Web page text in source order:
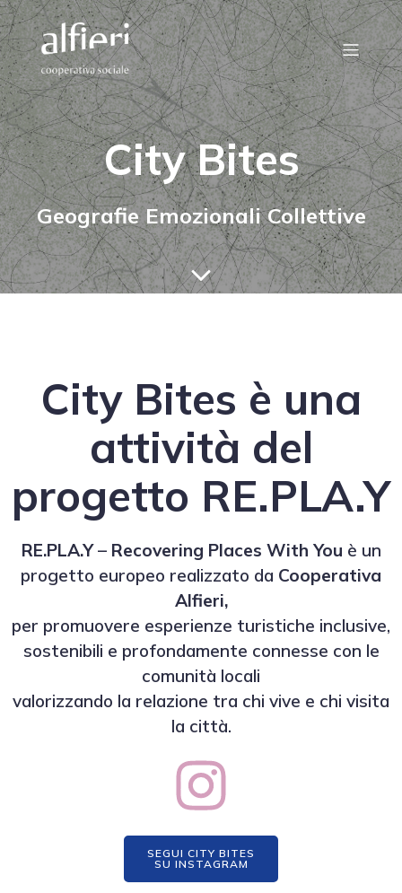
City Bites
Geografie Emozionali Collettive
City Bites è una
attività del
progetto RE.PLA.Y
RE.PLA.Y– Recovering Places With You è un
progetto europeo realizzato da Cooperativa
Alfieri,
per promuovere esperienze turistiche inclusive,
sostenibili e profondamente connesse con le
comunità locali
valorizzando la relazione tra chi vive e chi visita
la città.
SEGUI CITY BITES
SU INSTAGRAM